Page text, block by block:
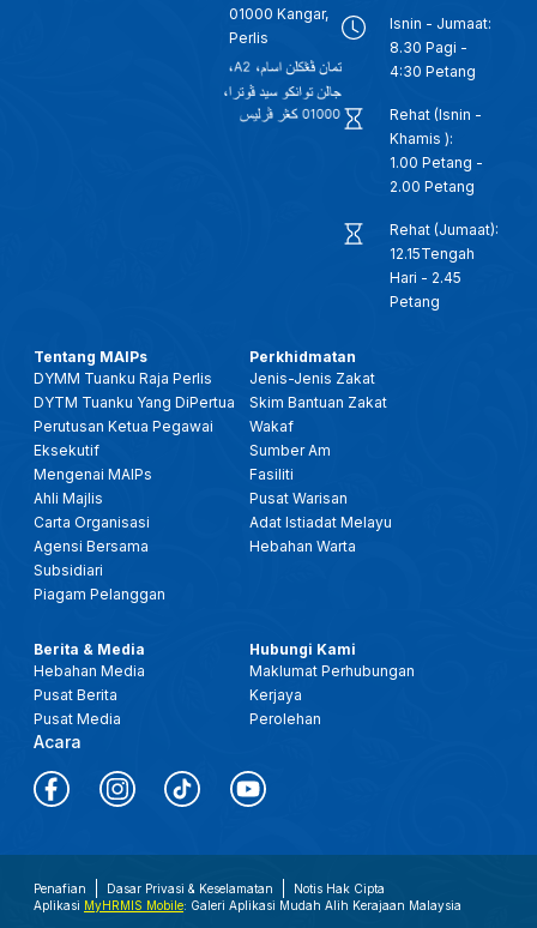
01000 Kangar,
Perlis
Isnin - Jumaat:
8.30 Pagi -
4:30 Petang
Rehat (Isnin -
Khamis ):
1.00 Petang -
2.00 Petang
Rehat (Jumaat):
12.15Tengah
Hari - 2.45
Petang
Tentang MAIPs
DYMM Tuanku Raja Perlis
DYTM Tuanku Yang DiPertua
Perutusan Ketua Pegawai
Eksekutif
Mengenai MAIPs
Ahli Majlis
Carta Organisasi
Agensi Bersama
Subsidiari
Piagam Pelanggan
Perkhidmatan
Jenis-Jenis Zakat
Skim Bantuan Zakat
Wakaf
Sumber Am
Fasiliti
Pusat Warisan
Adat Istiadat Melayu
Hebahan Warta
Berita & Media
Hebahan Media
Pusat Berita
Pusat Media
Acara
Hubungi Kami
Maklumat Perhubungan
Kerjaya
Perolehan
Penafian Dasar Privasi & Keselamatan
Notis Hak Cipta
Aplikasi MyHRMIS Mobile: Galeri Aplikasi Mudah Alih Kerajaan Malaysia